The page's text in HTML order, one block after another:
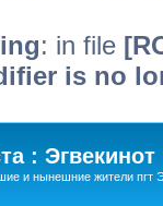
: in file
is no
: Эгвекинот
и нынешние жители пгт